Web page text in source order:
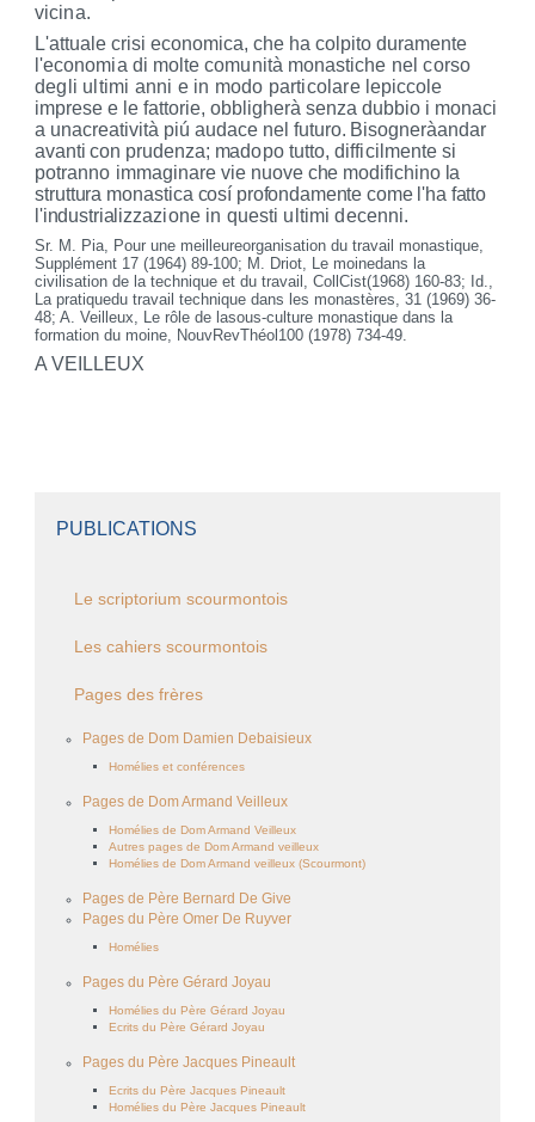
vicina.
L'attuale crisi economica, che ha colpito dura­mente
l'economia di molte comunità monastiche nel corso
degli ultimi anni e in modo particolare lepiccole
imprese e le fattorie, obbligherà senza dubbio i monaci
a unacreatività piú audace nel futuro. Bisogneràandar
avanti con prudenza; madopo tutto, difficilmente si
potranno immaginarevie nuove che modifichino la
struttura monastica cosí profondamente come l'ha fatto
l'industrializ­zazione in questi ultimi decenni.
Sr. M. Pia, Pour une meilleureorganisation du travail monastique,
Supplément 17 (1964) 89-100; M. Driot, Le moinedans la
civilisation de la technique et du travail, CollCist(1968) 160-83; Id.,
La pratiquedu travail technique dans les monastères, 31 (1969) 36-
48; A. Veilleux, Le rôle de lasous-culture monastique dans la
formation du moine, NouvRevThéol100 (1978) 734-49.
A VEILLEUX
PUBLICATIONS
Le scriptorium scourmontois
Les cahiers scourmontois
Pages des frères
Pages de Dom Damien Debaisieux
Homélies et conférences
Pages de Dom Armand Veilleux
Homélies de Dom Armand Veilleux
Autres pages de Dom Armand veilleux
Homélies de Dom Armand veilleux (Scourmont)
Pages de Père Bernard De Give
Pages du Père Omer De Ruyver
Homélies
Pages du Père Gérard Joyau
Homélies du Père Gérard Joyau
Ecrits du Père Gérard Joyau
Pages du Père Jacques Pineault
Ecrits du Père Jacques Pineault
Homélies du Père Jacques Pineault